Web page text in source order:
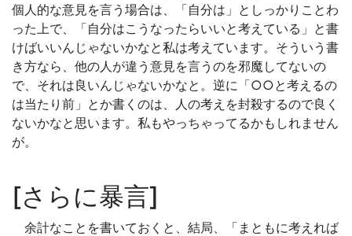
個人的な意見を言う場合は、「自分は」としっかりことわ
った上で、「自分はこうなったらいいと考えている」と書
けばいいんじゃないかなと私は考えています。そういう書
き方なら、他の人が違う意見を言うのを邪魔してないの
で、それは良いんじゃないかなと。逆に「○○と考えるの
は当たり前」とか書くのは、人の考えを封殺するので良く
ないかなと思います。私もやっちゃってるかもしれません
が。
さらに暴言
余計なことを書いておくと、結局、「まともに考えれば